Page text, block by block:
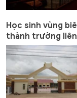
Học sinh vùng
thành trường